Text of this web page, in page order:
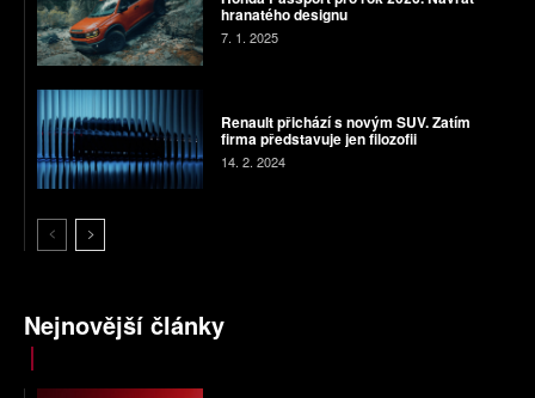
hranatého designu
7. 1. 2025
Renault přichází s novým SUV. Zatím
firma představuje jen filozofii
14. 2. 2024
Nejnovější články